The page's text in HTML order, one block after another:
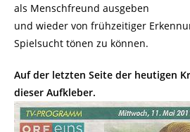
als Menschfreund ausgeben
und wieder von frühzeitiger
Spielsucht tönen zu können.
Auf der letzten Seite der heutigen
dieser Aufkleber.